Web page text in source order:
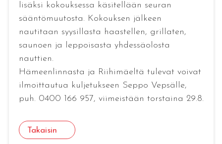
lisäksi kokouksessa käsitellään seuran
sääntömuutosta. Kokouksen jälkeen
nautitaan syysillasta haastellen, grillaten,
saunoen ja leppoisasta yhdessäolosta
nauttien.
Hämeenlinnasta ja Riihimäeltä tulevat voivat
ilmoittautua kuljetukseen Seppo Vepsälle,
puh. 0400 166 957, viimeistään torstaina 29.8.
Takaisin